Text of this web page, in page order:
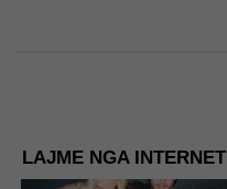
LAJME NGA INTERNETI